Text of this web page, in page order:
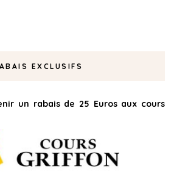
EXCLUSIFS
un rabais de 25 Euros aux cours